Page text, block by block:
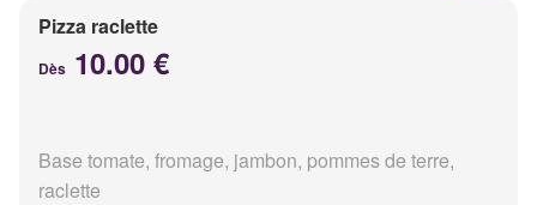
Pizza raclette
Dès 10.00 €
Base tomate, fromage, jambon, pommes de terre,
raclette